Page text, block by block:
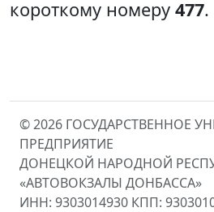
короткому номеру 477.
© 2026 ГОСУДАРСТВЕННОЕ
ПРЕДПРИЯТИЕ
ДОНЕЦКОЙ НАРОДНОЙ
«АВТОВОКЗАЛЫ ДОНБАССА»
ИНН: 9303014930 КПП: